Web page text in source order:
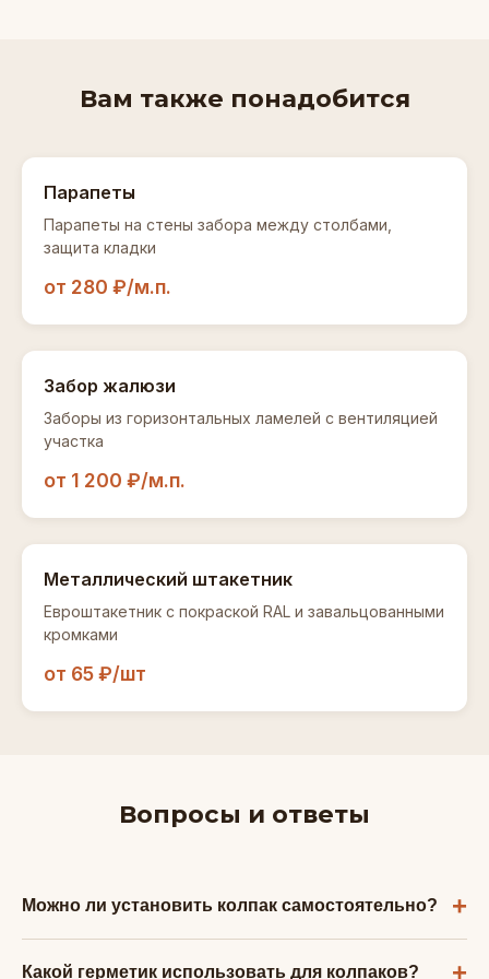
Вам также понадобится
Парапеты
Парапеты на стены забора между столбами,
защита кладки
от 280 ₽/м.п.
Забор жалюзи
Заборы из горизонтальных ламелей с вентиляцией
участка
от 1 200 ₽/м.п.
Металлический штакетник
Евроштакетник с покраской RAL и завальцованными
кромками
от 65 ₽/шт
Вопросы и ответы
Можно ли установить колпак самостоятельно?
Какой герметик использовать для колпаков?